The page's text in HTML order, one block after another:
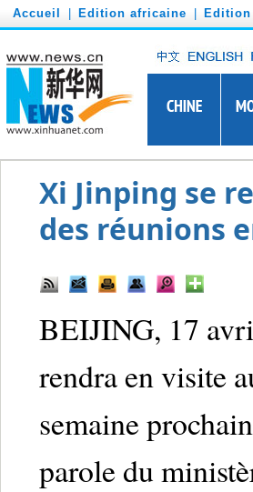
Accueil Edition africaine Edition
Xi Jinping se
des réunions
BEIJING, 17
rendra en visite
semaine
parole du